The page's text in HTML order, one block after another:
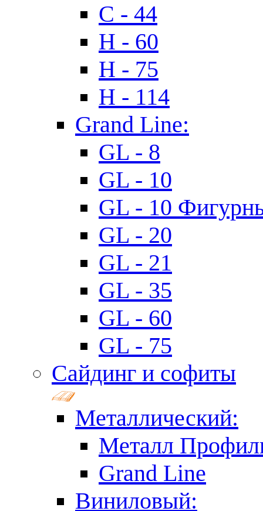
C - 44
H - 60
H - 75
H - 114
Grand Line:
GL - 8
GL - 10
GL - 10
GL - 20
GL - 21
GL - 35
GL - 60
GL - 75
Сайдинг и софиты
Металлический:
Металл
Grand Line
Виниловый: